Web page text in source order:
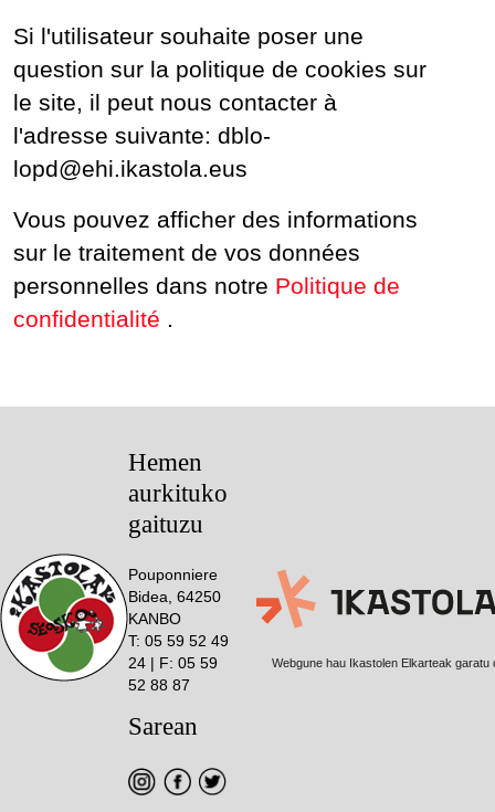
Si l'utilisateur souhaite poser une
question sur la politique de cookies sur
le site, il peut nous contacter à
l'adresse suivante: dblo-
lopd@ehi.ikastola.eus
Vous pouvez afficher des informations
sur le traitement de vos données
personnelles dans notre Politique de
confidentialité .
Hemen
aurkituko
gaituzu
Pouponniere
Bidea, 64250
KANBO
T: 05 59 52 49
24 | F: 05 59
52 88 87
Sarean
Webgune hau Ikastolen Elkarteak garatu